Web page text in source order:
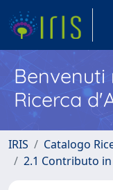
Ricerca
IRIS Catalogo
2.1 Contributo